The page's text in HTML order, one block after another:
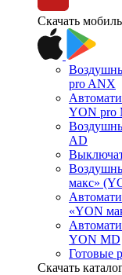
Скачать
pro ANX
YON pro
AD
макс»
«YON
YON MD
Готовые
Скачать